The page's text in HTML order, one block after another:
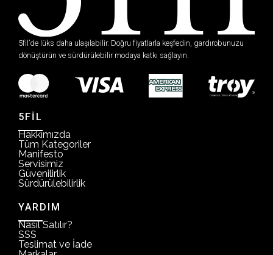
5fil’de lüks daha ulaşılabilir. Doğru fiyatlarla keşfedin, gardırobunuzu
dönüştürün ve sürdürülebilir modaya katkı sağlayın.
5FİL
Hakkımızda
Tüm Kategoriler
Manifesto
Servisimiz
Güvenilirlik
Sürdürülebilirlik
YARDIM
Nasıl Satılır?
SSS
Teslimat ve İade